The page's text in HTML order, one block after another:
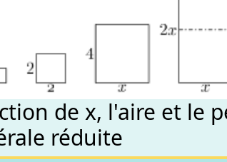
de x, l'aire et le
réduite